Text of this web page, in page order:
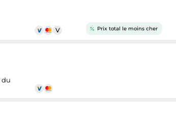
Prix total le moins cher
du